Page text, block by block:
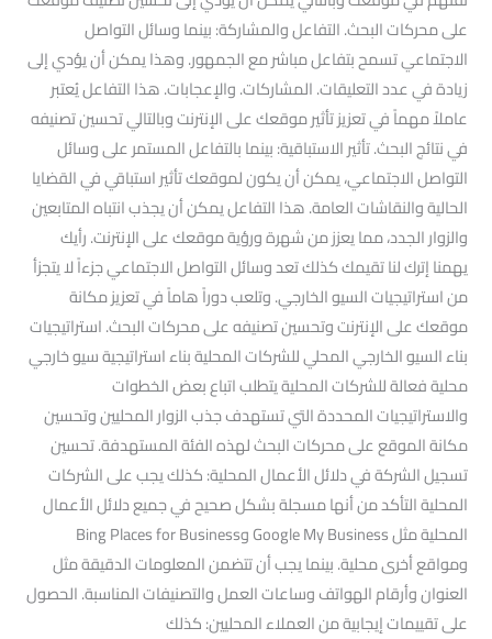
على محركات البحث. التفاعل والمشاركة: بينما وسائل التواصل
الاجتماعي تسمح بتفاعل مباشر مع الجمهور. وهذا يمكن أن يؤدي إلى
زيادة في عدد التعليقات. المشاركات. والإعجابات. هذا التفاعل يُعتبر
عاملاً مهماً في تعزيز تأثير موقعك على الإنترنت وبالتالي تحسين تصنيفه
في نتائج البحث. تأثير الاستباقية: بينما بالتفاعل المستمر على وسائل
التواصل الاجتماعي، يمكن أن يكون لموقعك تأثير استباقي في القضايا
الحالية والنقاشات العامة. هذا التفاعل يمكن أن يجذب انتباه المتابعين
والزوار الجدد، مما يعزز من شهرة ورؤية موقعك على الإنترنت. رأيك
يهمنا إترك لنا تقيمك كذلك تعد وسائل التواصل الاجتماعي جزءاً لا يتجزأ
من استراتيجيات السيو الخارجي. وتلعب دوراً هاماً في تعزيز مكانة
موقعك على الإنترنت وتحسين تصنيفه على محركات البحث. استراتيجيات
بناء السيو الخارجي المحلي للشركات المحلية بناء استراتيجية سيو خارجي
محلية فعالة للشركات المحلية يتطلب اتباع بعض الخطوات
والاستراتيجيات المحددة التي تستهدف جذب الزوار المحليين وتحسين
مكانة الموقع على محركات البحث لهذه الفئة المستهدفة. تحسين
تسجيل الشركة في دلائل الأعمال المحلية: كذلك يجب على الشركات
المحلية التأكد من أنها مسجلة بشكل صحيح في جميع دلائل الأعمال
المحلية مثل Google My Business وBing Places for Business
ومواقع أخرى محلية. بينما يجب أن تتضمن المعلومات الدقيقة مثل
العنوان وأرقام الهواتف وساعات العمل والتصنيفات المناسبة. الحصول
على تقييمات إيجابية من العملاء المحليين: كذلك